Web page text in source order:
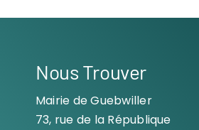
Nous Trouver
Mairie de Guebwiller
73, rue de la République